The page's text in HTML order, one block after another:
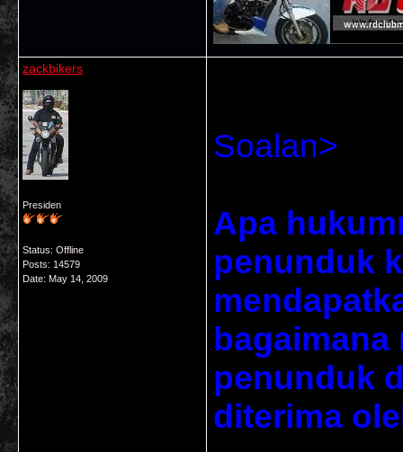
zackbikers
Presiden
Status: Offline
Posts: 14579
Date: May 14, 2009
Soalan>
Apa
penunduk
penunduk
diterima